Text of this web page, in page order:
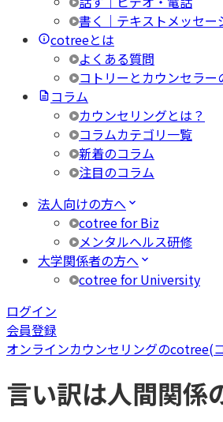
書く｜テキストメッセー
cotreeとは
よくある質問
コトリーとカウンセラー
コラム
カウンセリングとは？
コラムカテゴリ一覧
新着のコラム
注目のコラム
法人向けの方へ
cotree for Biz
メンタルヘルス研修
大学関係者の方へ
cotree for University
ログイン
会員登録
オンラインカウンセリングのcotree(
言い訳は人間関係